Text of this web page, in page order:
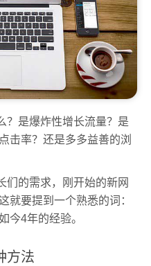
是爆炸性增长流量？是
击率？还是多多益善的浏
的需求，刚开始的新网
就要提到一个熟悉的词：
今4年的经验。
方法